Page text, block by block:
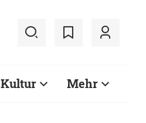
Kultur Mehr